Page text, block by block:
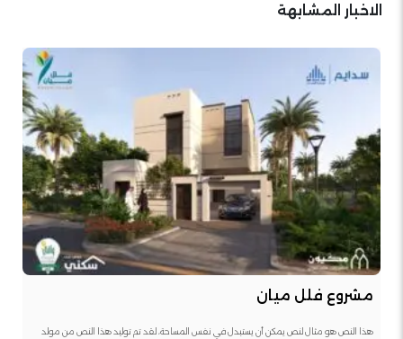
الاخبار المشابهة
مشروع فلل ميان
هذا النص هو مثال لنص يمكن أن يستبدل في نفس المساحة، لقد تم توليد هذا النص من مولد